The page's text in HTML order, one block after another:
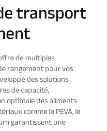
transport
de multiples
rangement pour vos
des solutions
de capacité,
optimale des aliments
comme le PEVA, le
garantissent une